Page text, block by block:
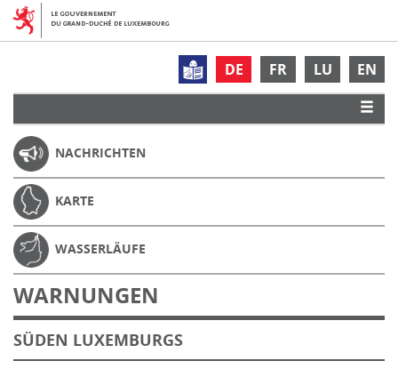
DE FR LU EN
NACHRICHTEN
KARTE
WASSERLÄUFE
WARNUNGEN
SÜDEN LUXEMBURGS